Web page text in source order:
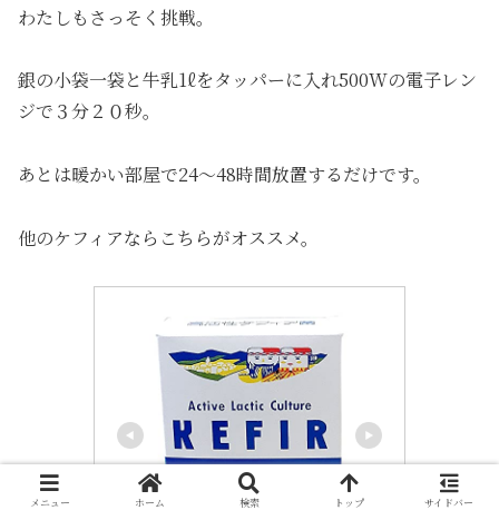
わたしもさっそく挑戦。
銀の小袋一袋と牛乳1ℓをタッパーに入れ500Wの電子レン
ジで３分２０秒。
あとは暖かい部屋で24〜48時間放置するだけです。
他のケフィアならこちらがオススメ。
メニュー ホーム 検索 トップ サイドバー